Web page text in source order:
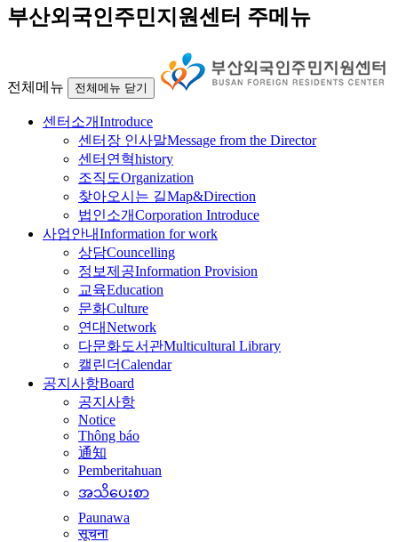
부산외국인주민지원센터 주메뉴
전체메뉴 전체메뉴 닫기
센터소개Introduce
센터장 인사말Message from the Director
센터연혁history
조직도Organization
찾아오시는 길Map&Direction
법인소개Corporation Introduce
사업안내Information for work
상담Councelling
정보제공Information Provision
교육Education
문화Culture
연대Network
다문화도서관Multicultural Library
캘린더Calendar
공지사항Board
공지사항
Notice
Thông báo
通知
Pemberitahuan
အသိပေးစာ
Paunawa
सूचना